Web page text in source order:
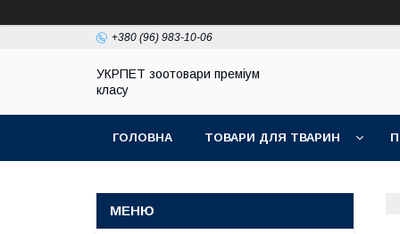
+380 (96) 983-10-06
УКРПЕТ зоотовари преміум
класу
ГОЛОВНА ТОВАРИ ДЛЯ ТВАРИН